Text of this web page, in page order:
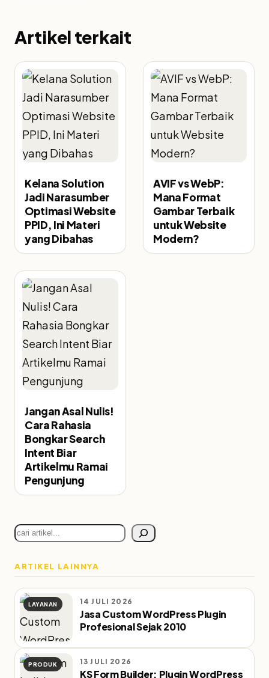
Artikel terkait
Kelana Solution
Jadi Narasumber
Optimasi Website
PPID, Ini Materi
yang Dibahas
AVIF vs WebP:
Mana Format
Gambar Terbaik
untuk Website
Modern?
Jangan Asal Nulis!
Cara Rahasia
Bongkar Search
Intent Biar
Artikelmu Ramai
Pengunjung
Cari
ARTIKEL LAINNYA
LAYANAN 14 JULI 2026
Jasa Custom WordPress Plugin
Profesional Sejak 2010
PRODUK 13 JULI 2026
KS Form Builder: Plugin WordPress